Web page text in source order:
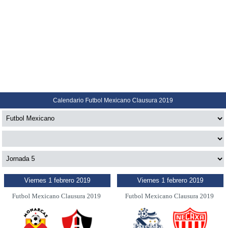
Calendario Futbol Mexicano Clausura 2019
Viernes 1 febrero 2019
Futbol Mexicano Clausura 2019
Viernes 1 febrero 2019
Futbol Mexicano Clausura 2019